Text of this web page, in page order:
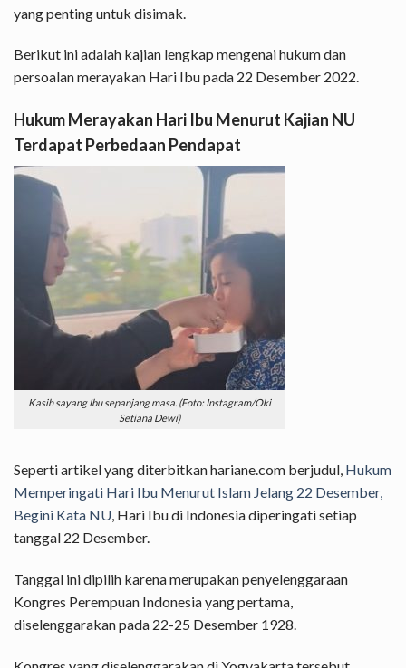
yang penting untuk disimak.
Berikut ini adalah kajian lengkap mengenai hukum dan
persoalan merayakan Hari Ibu pada 22 Desember 2022.
Hukum Merayakan Hari Ibu Menurut Kajian NU
Terdapat Perbedaan Pendapat
Kasih sayang Ibu sepanjang masa. (Foto: Instagram/Oki
Setiana Dewi)
Seperti artikel yang diterbitkan hariane.com berjudul, Hukum
Memperingati Hari Ibu Menurut Islam Jelang 22 Desember,
Begini Kata NU, Hari Ibu di Indonesia diperingati setiap
tanggal 22 Desember.
Tanggal ini dipilih karena merupakan penyelenggaraan
Kongres Perempuan Indonesia yang pertama,
diselenggarakan pada 22-25 Desember 1928.